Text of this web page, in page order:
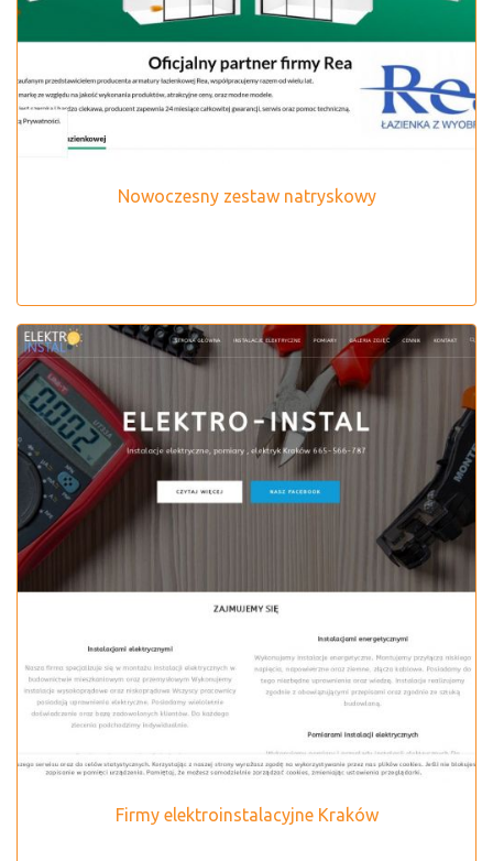
Nowoczesny zestaw natryskowy
Firmy elektroinstalacyjne Kraków